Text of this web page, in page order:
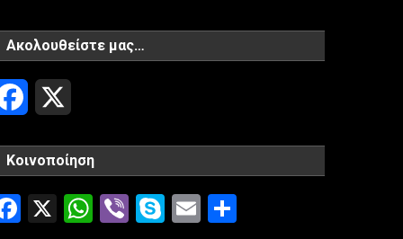
Ακολουθείστε μας…
Facebook
Κοινοποίηση
Facebook
X WhatsApp
ViberSkype
Email